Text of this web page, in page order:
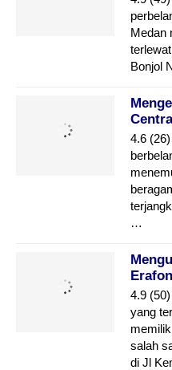
Medan
Bonjol
4.6
…
4.9
yang
salah
di Jl